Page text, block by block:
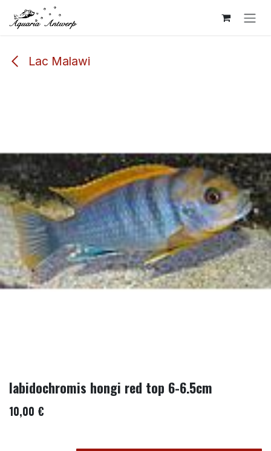
Se rendre au contenu
Lac Malawi
labidochromis hongi red top 6-6.5cm
10,00 €